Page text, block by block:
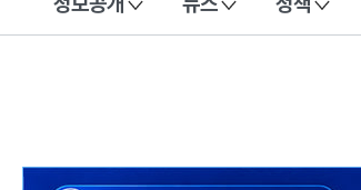
이 누리집은 대한민국 공식 전자정부 누리집입니다.